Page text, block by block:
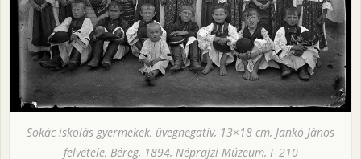
Sokác iskolás gyermekek, üvegnegatív, 13×18 cm, Jankó János
felvétele, Béreg, 1894, Néprajzi Múzeum, F 210